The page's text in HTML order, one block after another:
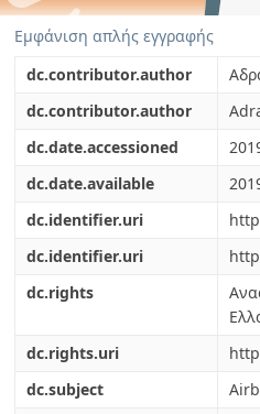
Εμφάνιση απλής εγγραφής
dc.contributor.author
dc.contributor.author
dc.date.accessioned
dc.date.available
dc.identifier.uri
dc.identifier.uri
dc.rights
dc.rights.uri
dc.subject